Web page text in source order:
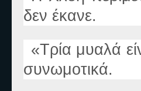
δεν έκανε.
«Τρία μυαλά
συνωμοτικά.